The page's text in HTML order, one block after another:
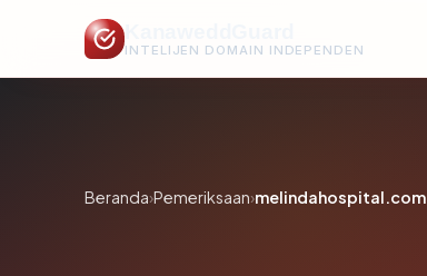
INTELIJEN DOMAIN INDEPENDEN
Beranda›Pemeriksaan›melindahospital.com